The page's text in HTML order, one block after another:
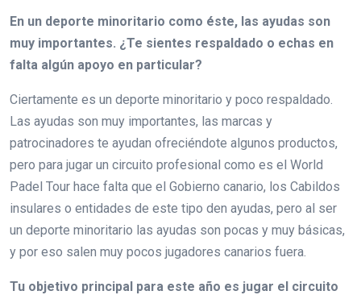
En un deporte minoritario como éste, las ayudas son
muy importantes. ¿Te sientes respaldado o echas en
falta algún apoyo en particular?
Ciertamente es un deporte minoritario y poco respaldado.
Las ayudas son muy importantes, las marcas y
patrocinadores te ayudan ofreciéndote algunos productos,
pero para jugar un circuito profesional como es el World
Padel Tour hace falta que el Gobierno canario, los Cabildos
insulares o entidades de este tipo den ayudas, pero al ser
un deporte minoritario las ayudas son pocas y muy básicas,
y por eso salen muy pocos jugadores canarios fuera.
Tu objetivo principal para este año es jugar el circuito